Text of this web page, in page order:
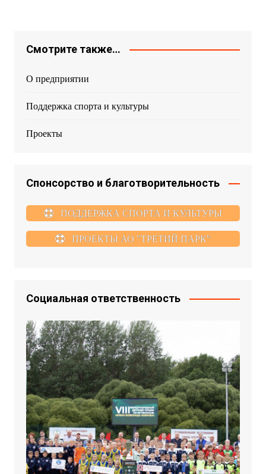
Смотрите также…
О предприятии
Поддержка спорта и культуры
Проекты
Спонсорство и благотворительность
ПОДДЕРЖКА СПОРТА И КУЛЬТУРЫ
ПРОЕКТЫ АО "ТРЕТИЙ ПАРК"
Социальная ответственность